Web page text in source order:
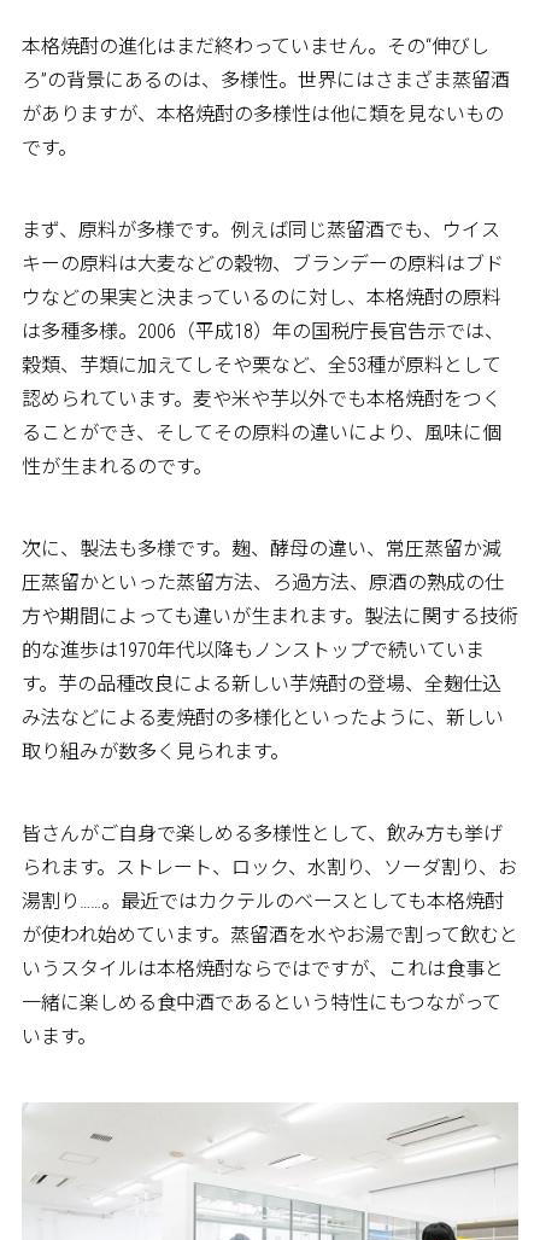
本格焼酎の進化はまだ終わっていません。その“伸びし
ろ”の背景にあるのは、多様性。世界にはさまざま蒸留酒
がありますが、本格焼酎の多様性は他に類を見ないもの
です。
まず、原料が多様です。例えば同じ蒸留酒でも、ウイス
キーの原料は大麦などの穀物、ブランデーの原料はブド
ウなどの果実と決まっているのに対し、本格焼酎の原料
は多種多様。2006（平成18）年の国税庁長官告示では、
穀類、芋類に加えてしそや栗など、全53種が原料として
認められています。麦や米や芋以外でも本格焼酎をつく
ることができ、そしてその原料の違いにより、風味に個
性が生まれるのです。
次に、製法も多様です。麹、酵母の違い、常圧蒸留か減
圧蒸留かといった蒸留方法、ろ過方法、原酒の熟成の仕
方や期間によっても違いが生まれます。製法に関する技術
的な進歩は1970年代以降もノンストップで続いていま
す。芋の品種改良による新しい芋焼酎の登場、全麹仕込
み法などによる麦焼酎の多様化といったように、新しい
取り組みが数多く見られます。
皆さんがご自身で楽しめる多様性として、飲み方も挙げ
られます。ストレート、ロック、水割り、ソーダ割り、お
湯割り……。最近ではカクテルのベースとしても本格焼酎
が使われ始めています。蒸留酒を水やお湯で割って飲むと
いうスタイルは本格焼酎ならではですが、これは食事と
一緒に楽しめる食中酒であるという特性にもつながって
います。